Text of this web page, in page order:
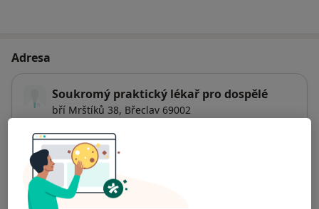
Adresa
Soukromý praktický lékař pro dospělé
bří Mrštíků 38, Břeclav 69002
Dostupnost
Na této adrese online kalendář není aktivní